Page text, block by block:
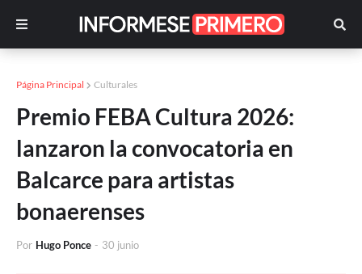
Página Principal Culturales
Premio FEBA Cultura 2026:
lanzaron la convocatoria en
Balcarce para artistas
bonaerenses
Por Hugo Ponce - 30 junio